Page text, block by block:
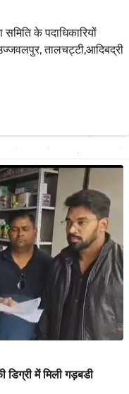
के पदाधिकारियों
तालचट्टी,आदिबद्री
डिग्री में मिली गड़बडी